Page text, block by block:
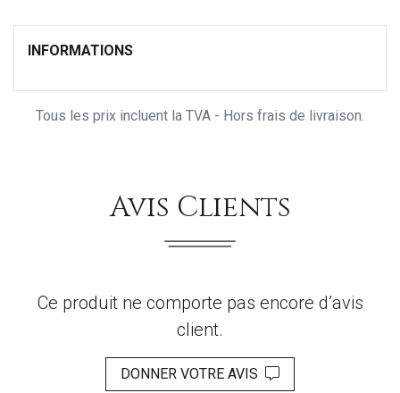
INFORMATIONS
Tous les prix incluent la TVA - Hors frais de livraison.
Avis Clients
Ce produit ne comporte pas encore d’avis
client.
DONNER VOTRE AVIS